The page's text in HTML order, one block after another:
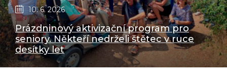
10. 6. 2026
Prázdninový aktivizační program pro
seniory. Někteří nedrželi štětec v ruce
desítky let